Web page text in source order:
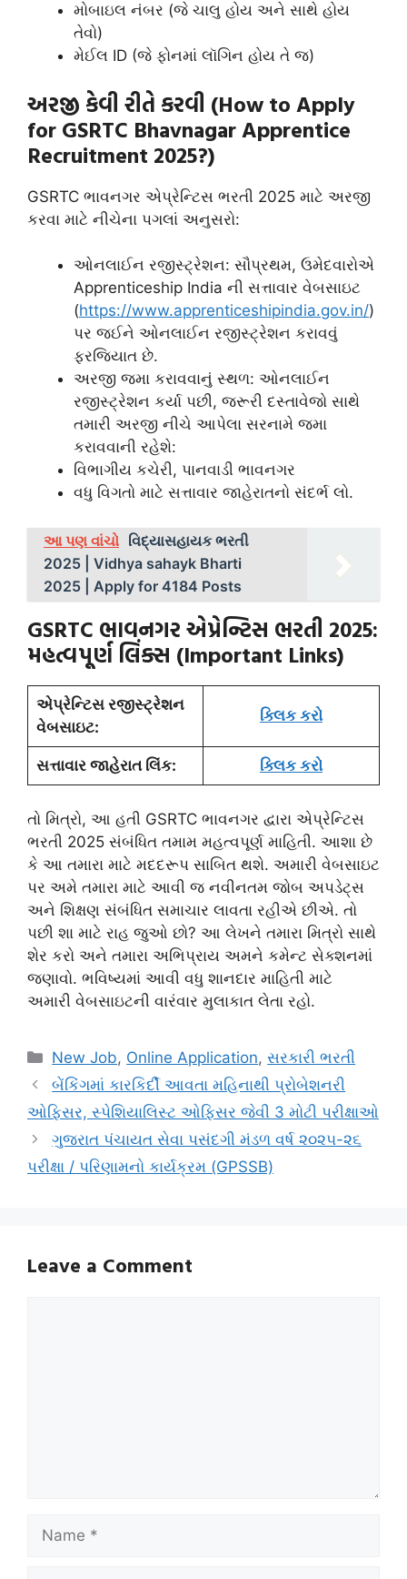
મોબાઇલ નંબર (જે ચાલુ હોય અને સાથે હોય
તેવો)
મેઈલ ID (જે ફોનમાં લૉગિન હોય તે જ)
અરજી કેવી રીતે કરવી (How to Apply
for GSRTC Bhavnagar Apprentice
Recruitment 2025?)
GSRTC ભાવનગર એપ્રેન્ટિસ ભરતી 2025 માટે અરજી
કરવા માટે નીચેના પગલાં અનુસરો:
ઓનલાઈન રજીસ્ટ્રેશન: સૌપ્રથમ, ઉમેદવારોએ
Apprenticeship India ની સત્તાવાર વેબસાઇટ
(https://www.apprenticeshipindia.gov.in/)
પર જઈને ઓનલાઈન રજીસ્ટ્રેશન કરાવવું
ફરજિયાત છે.
અરજી જમા કરાવવાનું સ્થળ: ઓનલાઈન
રજીસ્ટ્રેશન કર્યા પછી, જરૂરી દસ્તાવેજો સાથે
તમારી અરજી નીચે આપેલા સરનામે જમા
કરાવવાની રહેશે:
વિભાગીય કચેરી, પાનવાડી ભાવનગર
વધુ વિગતો માટે સત્તાવાર જાહેરાતનો સંદર્ભ લો.
આ પણ વાંચો વિદ્યાસહાયક ભરતી
2025 | Vidhya sahayk Bharti
2025 | Apply for 4184 Posts
GSRTC ભાવનગર એપ્રેન્ટિસ ભરતી 2025:
મહત્વપૂર્ણ લિંક્સ (Important Links)
એપ્રેન્ટિસ રજીસ્ટ્રેશન
વેબસાઇટ:
ક્લિક કરો
સત્તાવાર જાહેરાત લિંક: ક્લિક કરો
તો મિત્રો, આ હતી GSRTC ભાવનગર દ્વારા એપ્રેન્ટિસ
ભરતી 2025 સંબંધિત તમામ મહત્વપૂર્ણ માહિતી. આશા છે
કે આ તમારા માટે મદદરૂપ સાબિત થશે. અમારી વેબસાઇટ
પર અમે તમારા માટે આવી જ નવીનતમ જોબ અપડેટ્સ
અને શિક્ષણ સંબંધિત સમાચાર લાવતા રહીએ છીએ. તો
પછી શા માટે રાહ જુઓ છો? આ લેખને તમારા મિત્રો સાથે
શેર કરો અને તમારા અભિપ્રાય અમને કમેન્ટ સેક્શનમાં
જણાવો. ભવિષ્યમાં આવી વધુ શાનદાર માહિતી માટે
અમારી વેબસાઇટની વારંવાર મુલાકાત લેતા રહો.
Categories
New Job, Online Application,સરકારી ભરતી
બેંકિંગમાં કારકિર્દી આવતા મહિનાથી પ્રોબેશનરી
ઓફિસર, સ્પેશિયાલિસ્ટ ઓફિસર જેવી 3 મોટી પરીક્ષાઓ
ગુજરાત પંચાયત સેવા પસંદગી મંડળ વર્ષ ૨૦૨૫-૨૬
પરીક્ષા / પરિણામનો કાર્યક્રમ (GPSSB)
Leave a Comment
Name